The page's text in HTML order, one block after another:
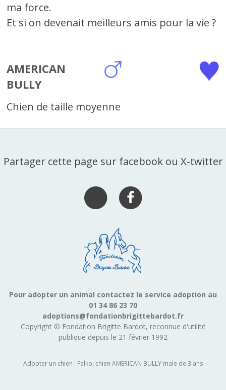
ma force.
Et si on devenait meilleurs amis pour la vie ?
AMERICAN
BULLY
Chien de taille moyenne
Partager cette page sur facebook ou X-twitter
Pour adopter un animal contactez le service adoption au
01 34 86 23 70
adoptions@fondationbrigittebardot.fr
Copyright © Fondation Brigitte Bardot, reconnue d'utilité
publique depuis le 21 février 1992
Adopter un chien : Falko, chien AMERICAN BULLY male de 3 ans